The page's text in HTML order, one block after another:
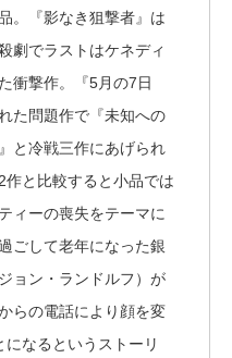
。『影なき狙撃者』は
劇でラストはケネディ
衝撃作。『5月の7日
た問題作で『未知への
と冷戦三作にあげられ
と比較すると小品では
ィーの喪失をテーマに
ごして老年になった銀
ョン・ランドルフ）が
らの電話により顔を変
なるというストーリ